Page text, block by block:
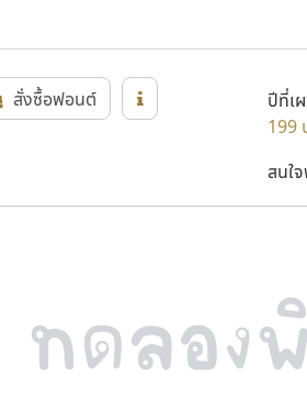
สั่งซื้อฟอนต์ ปีที่เ
199
สนใ